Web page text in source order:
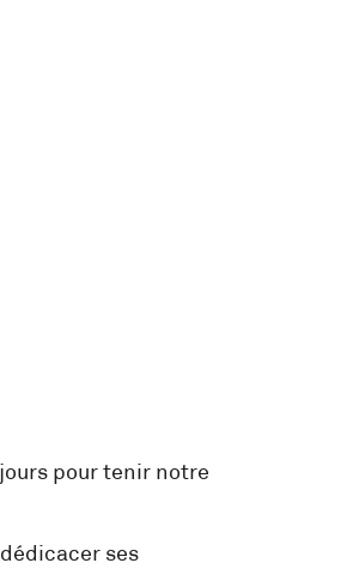
pour tenir notre
ses